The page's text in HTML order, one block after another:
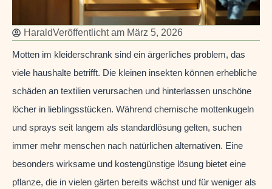
HaraldVeröffentlicht am März 5, 2026
Motten im kleiderschrank sind ein ärgerliches problem, das
viele haushalte betrifft. Die kleinen insekten können erhebliche
schäden an textilien verursachen und hinterlassen unschöne
löcher in lieblingsstücken. Während chemische mottenkugeln
und sprays seit langem als standardlösung gelten, suchen
immer mehr menschen nach natürlichen alternativen. Eine
besonders wirksame und kostengünstige lösung bietet eine
pflanze, die in vielen gärten bereits wächst und für weniger als